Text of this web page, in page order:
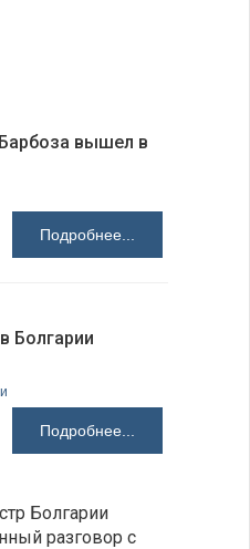
вышел в
Подробнее...
Болгарии
Подробнее...
Болгарии
разговор с